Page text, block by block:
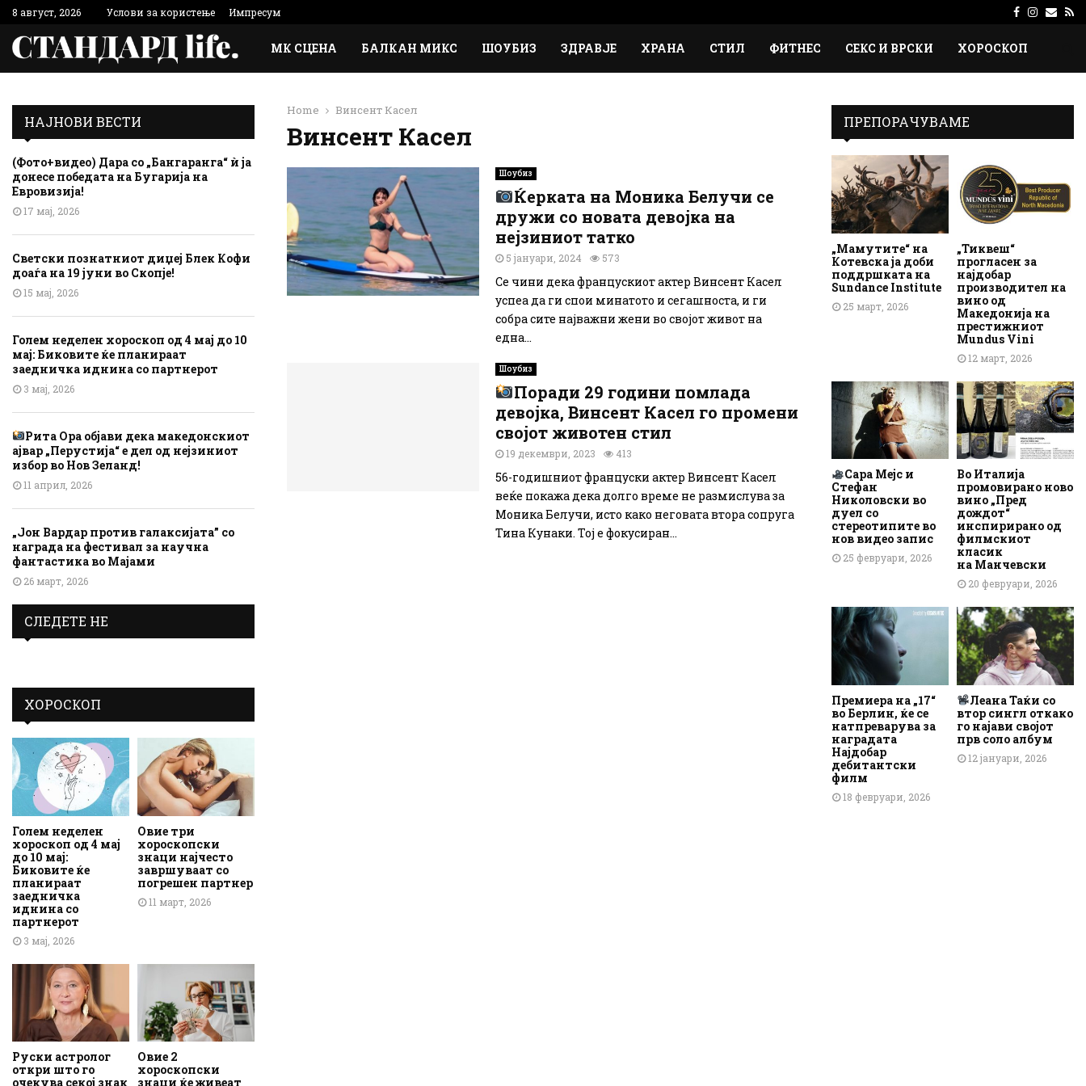
8 август, 2026 Услови за користење Импресум Facebook
МК СЦЕНА БАЛКАН МИКС ШОУБИЗ ЗДРАВЈЕ ХРАНА СТИЛ ФИТНЕС СЕКС И ВРСКИ ХОРОСКОП
Home Винсент Касел
Винсент Касел
Шоубиз
Ќерката на Моника Белучи се
дружи со новата девојка на
нејзиниот татко
5 јануари, 2024 573
Се чини дека францускиот актер Винсент Касел
успеа да ги спои минатото и сегашноста, и ги
собра сите најважни жени во својот живот на
една...
Шоубиз
Поради 29 години помлада
девојка, Винсент Касел го промени
својот животен стил
19 декември, 2023 413
56-годишниот француски актер Винсент Касел
веќе покажа дека долго време не размислува за
Моника Белучи, исто како неговата втора сопруга
Тина Кунаки. Тој е фокусиран...
НАЈНОВИ ВЕСТИ
(Фото+видео) Дара со „Бангаранга“ ѝ ја
донесе победата на Бугарија на
Евровизија!
17 мај, 2026
Светски познатниот диџеј Блек Кофи
доаѓа на 19 јуни во Скопје!
15 мај, 2026
Голем неделен хороскоп од 4 мај до 10
мај: Биковите ќе планираат
заедничка иднина со партнерот
3 мај, 2026
Рита Ора објави дека македонскиот
ајвар „Перустија“ е дел од нејзиниот
избор во Нов Зеланд!
11 април, 2026
„Јон Вардар против галаксијата” со
награда на фестивал за научна
фантастика во Мајами
26 март, 2026
СЛЕДЕТЕ НЕ
ХОРОСКОП
Голем неделен
хороскоп од 4 мај
до 10 мај:
Биковите ќе
планираат
заедничка
иднина со
партнерот
3 мај, 2026
Овие три
хороскопски
знаци најчесто
завршуваат со
погрешен партнер
11 март, 2026
Руски астролог
откри што го
очекува секој знак
Овие 2
хороскопски
знаци ќе живеат
ПРЕПОРАЧУВАМЕ
„Мамутите“ на
Котевска ја доби
поддршката на
Sundance Institute
25 март, 2026
„Тиквеш“
прогласен за
најдобар
производител на
вино од
Македонија на
престижниот
Mundus Vini
12 март, 2026
Сара Мејс и
Стефан
Николовски во
дуел со
стереотипите во
нов видео запис
25 февруари, 2026
Во Италија
промовирано ново
вино „Пред
дождот“
инспирирано од
филмскиот
класик
на Манчевски
20 февруари, 2026
Премиера на „17“
во Берлин, ќе се
натпреварува за
наградата
Најдобар
дебитантски
филм
18 февруари, 2026
Леана Таќи со
втор сингл откако
го најави својот
прв соло албум
12 јануари, 2026